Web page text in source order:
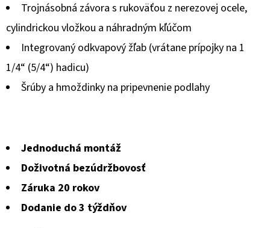
Trojnásobná závora s rukoväťou z nerezovej ocele,
cylindrickou vložkou a náhradným kľúčom
Integrovaný odkvapový žľab (vrátane prípojky na 1
1/4“ (5/4“) hadicu)
Šrúby a hmoždinky na pripevnenie podlahy
Jednoduchá montáž
Doživotná bezúdržbovosť
Záruka 20 rokov
Dodanie do 3 týždňov